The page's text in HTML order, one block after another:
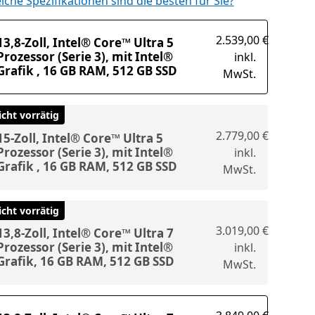
Zoll, Intel® Core™ Ultra 5
(Serie 3), mit Intel®
, 16 GB RAM, 512 GB SSD
2.539,00 €
inkl.
MwSt.
vorrätig
Zoll, Intel® Core™ Ultra 5
(Serie 3), mit Intel®
, 16 GB RAM, 512 GB SSD
2.779,00 €
inkl.
MwSt.
vorrätig
Zoll, Intel® Core™ Ultra 7
(Serie 3), mit Intel®
16 GB RAM, 512 GB SSD
3.019,00 €
inkl.
MwSt.